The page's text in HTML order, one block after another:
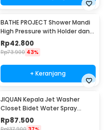
BATHE PROJECT Shower Mandi
High Pressure with Holder dan
Selang - K003
Rp42.800
Rp73.900 43%
+ Keranjang
JIQUAN Kepala Jet Washer
Closet Bidet Water Spray
Stainless Steel - T103
Rp87.500